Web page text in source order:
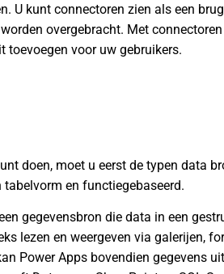
U kunt connectoren zien als een
overgebracht. Met
voor uw gebruikers.
doen, moet u eerst de typen data
en functiegebaseerd.
gegevensbron die data in een
lezen en weergeven via galerijen,
Power Apps bovendien gegevens